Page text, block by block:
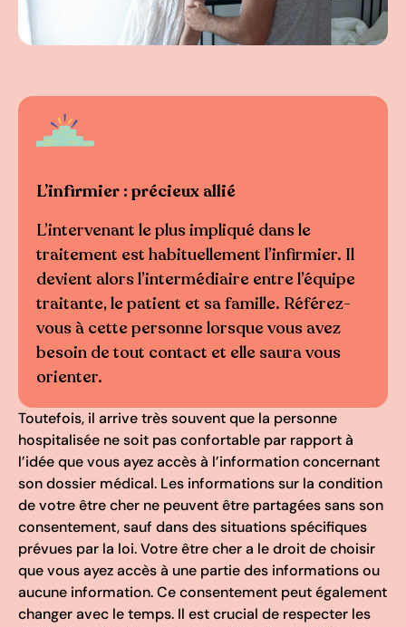
L’infirmier : précieux allié
L’intervenant le plus impliqué dans le
traitement est habituellement l’infirmier. Il
devient alors l’intermédiaire entre l’équipe
traitante, le patient et sa famille. Référez-
vous à cette personne lorsque vous avez
besoin de tout contact et elle saura vous
orienter.
Toutefois, il arrive très souvent que la personne
hospitalisée ne soit pas confortable par rapport à
l’idée que vous ayez accès à l’information concernant
son dossier médical. Les informations sur la condition
de votre être cher ne peuvent être partagées sans son
consentement, sauf dans des situations spécifiques
prévues par la loi. Votre être cher a le droit de choisir
que vous ayez accès à une partie des informations ou
aucune information. Ce consentement peut également
changer avec le temps. Il est crucial de respecter les